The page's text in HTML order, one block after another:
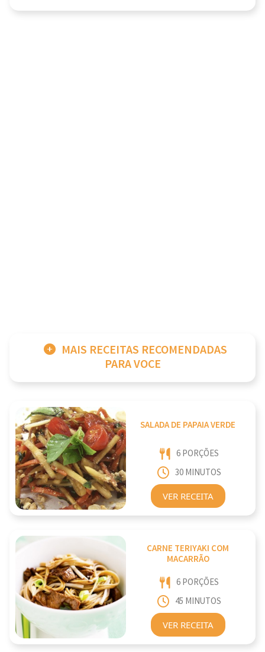
MAIS RECEITAS RECOMENDADAS
PARA VOCE
SALADA DE PAPAIA VERDE
6 PORÇÕES
30 MINUTOS
VER RECEITA
CARNE TERIYAKI COM
MACARRÃO
6 PORÇÕES
45 MINUTOS
VER RECEITA